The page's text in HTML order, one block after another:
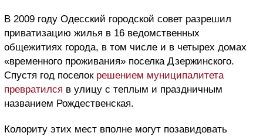
В 2009 году Одесский городской совет разрешил
приватизацию жилья в 16 ведомственных
общежитиях города, в том числе и в четырех домах
«временного проживания» поселка Дзержинского.
Спустя год поселок решением муниципалитета
превратился в улицу с теплым и праздничным
названием Рождественская.
Колориту этих мест вполне могут позавидовать